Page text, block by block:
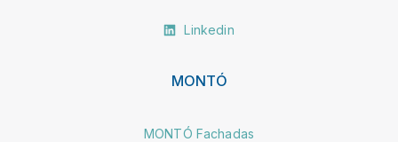
Linkedin
MONTÓ
MONTÓ Fachadas